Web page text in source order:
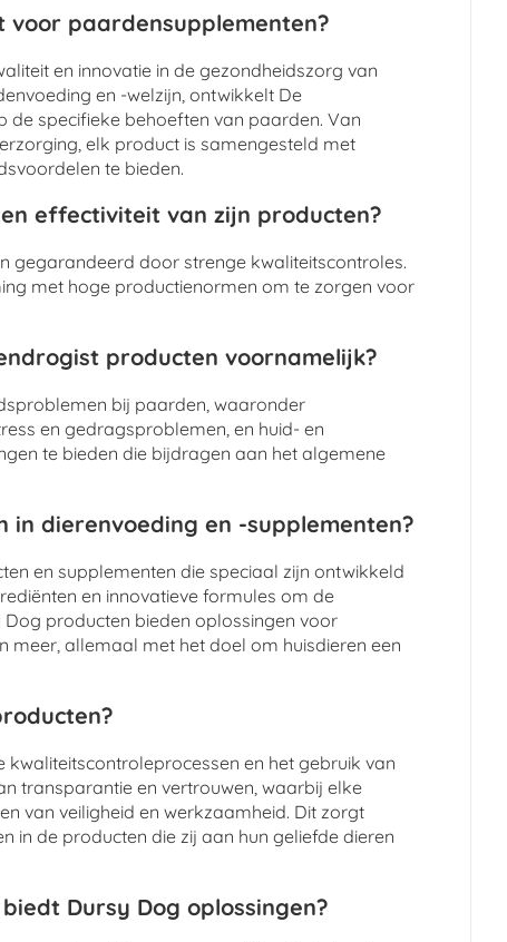
paardensupplementen?
en innovatie in de gezondheidszorg van
en -welzijn, ontwikkelt De
specifieke behoeften van paarden. Van
elk product is samengesteld met
te bieden.
effectiviteit van zijn producten?
gegarandeerd door strenge kwaliteitscontroles.
met hoge productienormen om te zorgen voor
producten voornamelijk?
bij paarden, waaronder
en gedragsproblemen, en huid- en
te bieden die bijdragen aan het algemene
dierenvoeding en -supplementen?
en supplementen die speciaal zijn ontwikkeld
en innovatieve formules om de
Dog producten bieden oplossingen voor
allemaal met het doel om huisdieren een
en het gebruik van
transparantie en vertrouwen, waarbij elke
van veiligheid en werkzaamheid. Dit zorgt
in de producten die zij aan hun geliefde dieren
Dursy Dog oplossingen?